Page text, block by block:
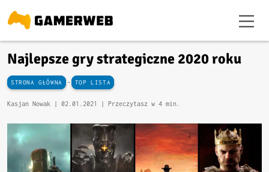
Najlepsze gry strategiczne 2020 roku
STRONA GŁÓWNA - TOP LISTA
Kasjan Nowak | 02.01.2021 | Przeczytasz w 4 min.